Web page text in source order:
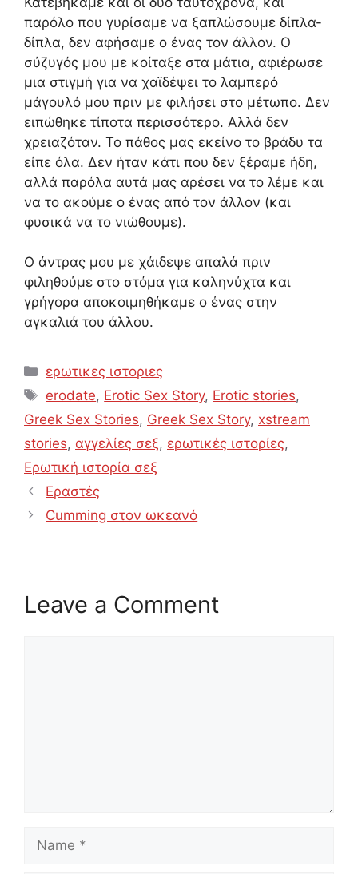
παρόλο που γυρίσαμε να ξαπλώσουμε δίπλα-
δίπλα, δεν αφήσαμε ο ένας τον άλλον. Ο
σύζυγός μου με κοίταξε στα μάτια, αφιέρωσε
μια στιγμή για να χαϊδέψει το λαμπερό
μάγουλό μου πριν με φιλήσει στο μέτωπο. Δεν
ειπώθηκε τίποτα περισσότερο. Αλλά δεν
χρειαζόταν. Το πάθος μας εκείνο το βράδυ τα
είπε όλα. Δεν ήταν κάτι που δεν ξέραμε ήδη,
αλλά παρόλα αυτά μας αρέσει να το λέμε και
να το ακούμε ο ένας από τον άλλον (και
φυσικά να το νιώθουμε).
Ο άντρας μου με χάιδεψε απαλά πριν
φιληθούμε στο στόμα για καληνύχτα και
γρήγορα αποκοιμηθήκαμε ο ένας στην
αγκαλιά του άλλου.
Categories
ερωτικες ιστοριες
Tags
erodate, Erotic Sex Story, Erotic stories,
Greek Sex Stories, Greek Sex Story, xstream
stories, αγγελίες σεξ, ερωτικές ιστορίες,
Ερωτική ιστορία σεξ
Εραστές
Cumming στον ωκεανό
Leave a Comment
Name